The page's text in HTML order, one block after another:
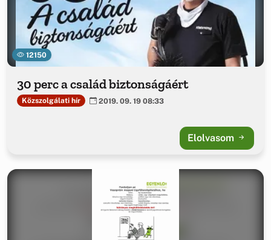
12150
30 perc a család biztonságáért
Közszolgálati hír 2019. 09. 19 08:33
Elolvasom